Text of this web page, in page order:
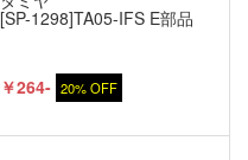
[SP-1298]TA05-IFS E部品
￥264- 20% OFF